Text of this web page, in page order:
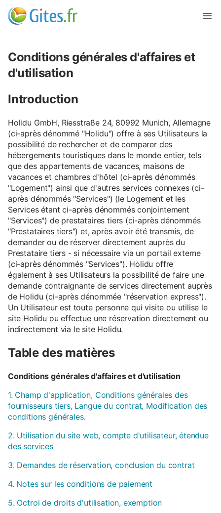
Conditions générales d'affaires et
d'utilisation
Introduction
Holidu GmbH, Riesstraße 24, 80992 Munich, Allemagne
(ci-après dénommé "Holidu") offre à ses Utilisateurs la
possibilité de rechercher et de comparer des
hébergements touristiques dans le monde entier, tels
que des appartements de vacances, maisons de
vacances et chambres d'hôtel (ci-après dénommés
"Logement") ainsi que d'autres services connexes (ci-
après dénommés "Services") (le Logement et les
Services étant ci-après dénommés conjointement
"Services") de prestataires tiers (ci-après dénommés
"Prestataires tiers") et, après avoir été transmis, de
demander ou de réserver directement auprès du
Prestataire tiers - si nécessaire via un portail externe
(ci-après dénommés "Services"). Holidu offre
également à ses Utilisateurs la possibilité de faire une
demande contraignante de services directement auprès
de Holidu (ci-après dénommée "réservation express").
Un Utilisateur est toute personne qui visite ou utilise le
site Holidu ou effectue une réservation directement ou
indirectement via le site Holidu.
Table des matières
Conditions générales d'affaires et d'utilisation
1. Champ d'application, Conditions générales des
fournisseurs tiers, Langue du contrat, Modification des
conditions générales.
2. Utilisation du site web, compte d'utilisateur, étendue
des services
3. Demandes de réservation, conclusion du contrat
4. Notes sur les conditions de paiement
5. Octroi de droits d'utilisation, exemption